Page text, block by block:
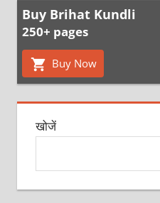
Buy Brihat Kundli
250+ pages
Buy Now
खोजें